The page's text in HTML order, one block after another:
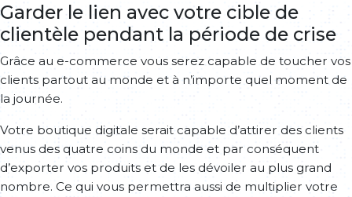
Garder le lien avec votre cible de
clientèle pendant la période de crise
Grâce au e-commerce vous serez capable de toucher vos
clients partout au monde et à n’importe quel moment de
la journée.
Votre boutique digitale serait capable d’attirer des clients
venus des quatre coins du monde et par conséquent
d’exporter vos produits et de les dévoiler au plus grand
nombre. Ce qui vous permettra aussi de multiplier votre